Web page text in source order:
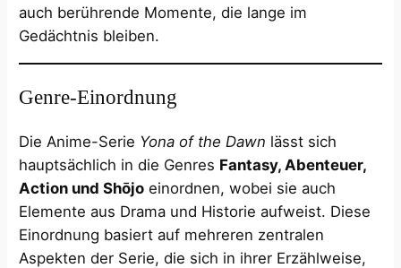
auch berührende Momente, die lange im
Gedächtnis bleiben.
Genre-Einordnung
Die Anime-Serie Yona of the Dawn lässt sich
hauptsächlich in die Genres Fantasy, Abenteuer,
Action und Shōjo einordnen, wobei sie auch
Elemente aus Drama und Historie aufweist. Diese
Einordnung basiert auf mehreren zentralen
Aspekten der Serie, die sich in ihrer Erzählweise,